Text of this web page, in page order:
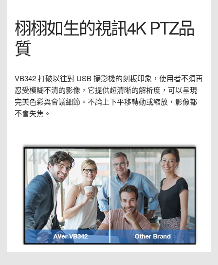
栩栩如生的視訊4K PTZ品
質
VB342 打破以往對 USB 攝影機的刻板印象，使用者不須再
忍受模糊不清的影像，它提供超清晰的解析度，可以呈現
完美色彩與會議細節。不論上下平移轉動或縮放，影像都
不會失焦。